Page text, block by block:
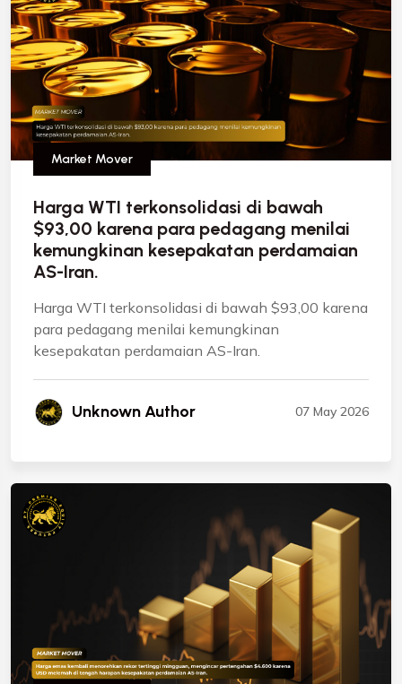
Market Mover
Harga WTI terkonsolidasi di bawah
$93,00 karena para pedagang menilai
kemungkinan kesepakatan perdamaian
AS-Iran.
Harga WTI terkonsolidasi di bawah $93,00 karena
para pedagang menilai kemungkinan
kesepakatan perdamaian AS-Iran.
Unknown Author 07 May 2026